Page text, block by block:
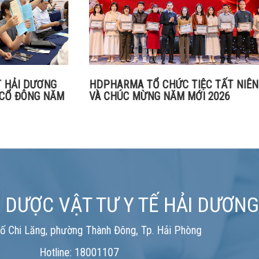
HẢI DƯƠNG
ĐÔNG NĂM
HDPHARMA TỔ CHỨC TIỆC TẤT NIÊN
VÀ CHÚC MỪNG NĂM MỚI 2026
DƯỢC VẬT TƯ Y TẾ HẢI DƯƠNG
Chi Lăng, phường Thành Đông, Tp. Hải Phòng
Hotline: 18001107